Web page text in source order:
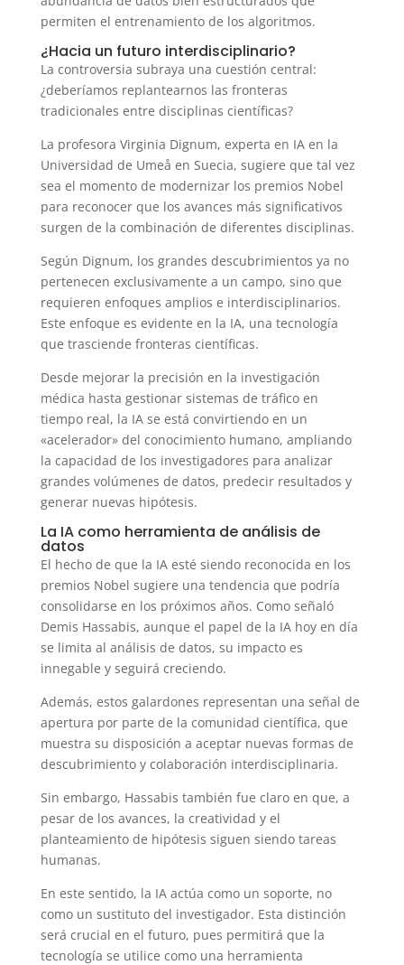
permiten el entrenamiento de los algoritmos.
¿Hacia un futuro interdisciplinario?
La controversia subraya una cuestión central:
¿deberíamos replantearnos las fronteras
tradicionales entre disciplinas científicas?
La profesora Virginia Dignum, experta en IA en la
Universidad de Umeå en Suecia, sugiere que tal vez
sea el momento de modernizar los premios Nobel
para reconocer que los avances más significativos
surgen de la combinación de diferentes disciplinas.
Según Dignum, los grandes descubrimientos ya no
pertenecen exclusivamente a un campo, sino que
requieren enfoques amplios e interdisciplinarios.
Este enfoque es evidente en la IA, una tecnología
que trasciende fronteras científicas.
Desde mejorar la precisión en la investigación
médica hasta gestionar sistemas de tráfico en
tiempo real, la IA se está convirtiendo en un
«acelerador» del conocimiento humano, ampliando
la capacidad de los investigadores para analizar
grandes volúmenes de datos, predecir resultados y
generar nuevas hipótesis.
La IA como herramienta de análisis de
datos
El hecho de que la IA esté siendo reconocida en los
premios Nobel sugiere una tendencia que podría
consolidarse en los próximos años. Como señaló
Demis Hassabis, aunque el papel de la IA hoy en día
se limita al análisis de datos, su impacto es
innegable y seguirá creciendo.
Además, estos galardones representan una señal de
apertura por parte de la comunidad científica, que
muestra su disposición a aceptar nuevas formas de
descubrimiento y colaboración interdisciplinaria.
Sin embargo, Hassabis también fue claro en que, a
pesar de los avances, la creatividad y el
planteamiento de hipótesis siguen siendo tareas
humanas.
En este sentido, la IA actúa como un soporte, no
como un sustituto del investigador. Esta distinción
será crucial en el futuro, pues permitirá que la
tecnología se utilice como una herramienta